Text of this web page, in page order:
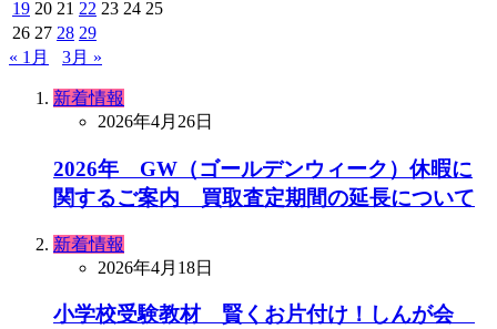
19 20 21 22 23 24 25
26 27 28 29
« 1月
3月 »
新着情報
2026年4月26日
2026年 GW（ゴールデンウィーク）休暇に
関するご案内 買取査定期間の延長について
新着情報
2026年4月18日
小学校受験教材 賢くお片付け！しんが会